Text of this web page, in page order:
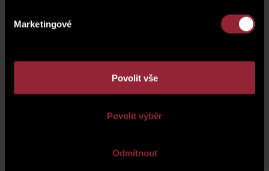
Marketingové
Povolit vše
Povolit výběr
Odmítnout